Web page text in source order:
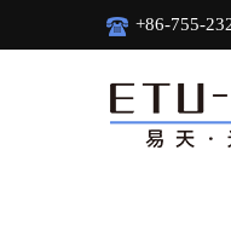
+86-755-